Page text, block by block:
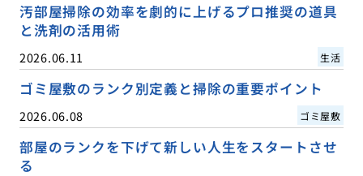
汚部屋掃除の効率を劇的に上げるプロ推奨の道具
と洗剤の活用術
2026.06.11 生活
ゴミ屋敷のランク別定義と掃除の重要ポイント
2026.06.08 ゴミ屋敷
部屋のランクを下げて新しい人生をスタートさせ
る